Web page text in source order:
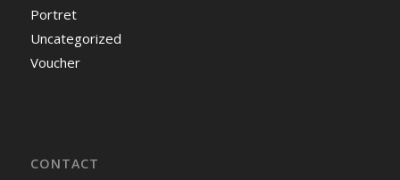
Portret
Uncategorized
Voucher
CONTACT